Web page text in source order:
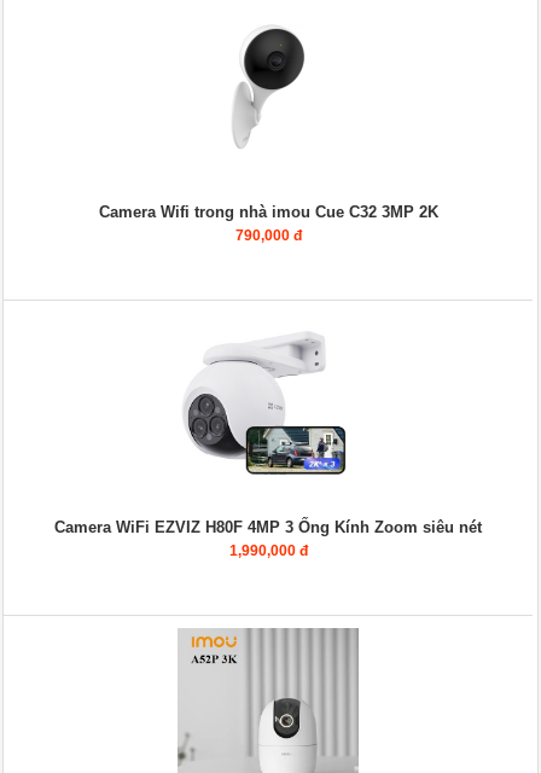
Camera Wifi trong nhà imou Cue C32 3MP 2K
790,000 đ
Camera WiFi EZVIZ H80F 4MP 3 Ống Kính Zoom siêu nét
1,990,000 đ